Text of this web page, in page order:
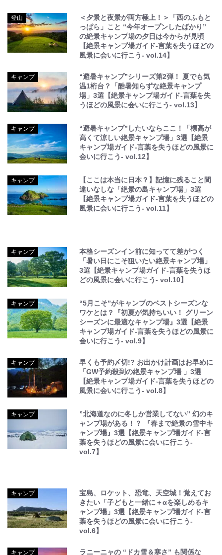
登山
＜夕景と夜景が両方極上！＞「西のふもと
っぱら」こと “今年オープンしたばかり”
の絶景キャンプ場の夕日は今からが見頃
【絶景キャンプ場ガイド-言葉を失うほどの
風景に会いに行こう- vol.14】
キャンプ
“避暑キャンプ”シリーズ第2弾！ 夏でも気
温1桁台？「酷暑知らずな絶景キャンプ
場」3選【絶景キャンプ場ガイド-言葉を失
うほどの風景に会いに行こう- vol.13】
キャンプ
“避暑キャンプ”したいならここ！「標高が
高くて涼しい絶景キャンプ場」3選【絶景
キャンプ場ガイド-言葉を失うほどの風景に
会いに行こう- vol.12】
キャンプ
【ここは本当に日本？】記憶に残ること間
違いなしな「絶景の島キャンプ場」3選
【絶景キャンプ場ガイド-言葉を失うほどの
風景に会いに行こう- vol.11】
キャンプ
本格シーズンイン前に知ってて差がつく
「暑い日にこそ狙いたい絶景キャンプ場」
3選【絶景キャンプ場ガイド-言葉を失うほ
どの風景に会いに行こう- vol.10】
キャンプ
“5月こそ”がキャンプのベストシーズンな
ワケとは？『初夏が気持ちいい！ グリーン
シーズンに最適なキャンプ場』3選【絶景
キャンプ場ガイド-言葉を失うほどの風景に
会いに行こう- vol.9】
キャンプ
早くも予約〆切!? お出かけ計画はお早めに
「GW予約殺到の絶景キャンプ場 」3選
【絶景キャンプ場ガイド-言葉を失うほどの
風景に会いに行こう- vol.8】
キャンプ
”北海道なのに冬しか営業してない” 幻のキ
ャンプ場がある！？ 『春まで絶景の雪中キ
ャンプ場』3選【絶景キャンプ場ガイド-言
葉を失うほどの風景に会いに行こう-
vol.7】
キャンプ
宝島、ロケット、恐竜、天空城！覚えてお
きたい「子どもと一緒に＋αを楽しめるキ
ャンプ場」3選【絶景キャンプ場ガイド-言
葉を失うほどの風景に会いに行こう-
vol.6】
キャンプ ラニーニャの “ドカ雪＆寒さ” も関係な